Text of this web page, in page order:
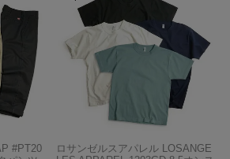
#PT20
ロサンゼルスアパレル LOSANGE